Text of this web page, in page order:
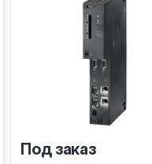
Под заказ